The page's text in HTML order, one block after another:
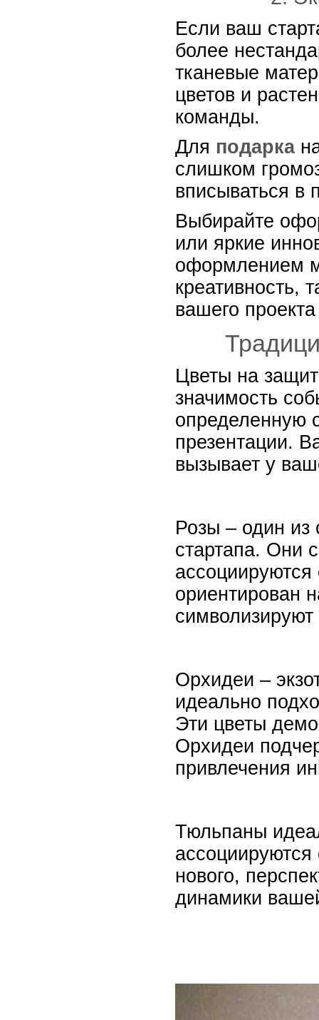
Если ваш
более
тканевые
цветов и
команды.
Для подарка
слишком
вписываться в
Выбирайте
или яркие
оформлением
креативность,
вашего
Цветы на
значимость
определенную
презентации.
вызывает у
Розы – один
стартапа. Они
ориентирован
символизируют
Орхидеи –
идеально
Эти цветы
Орхидеи
привлечения
Тюльпаны
нового,
динамики